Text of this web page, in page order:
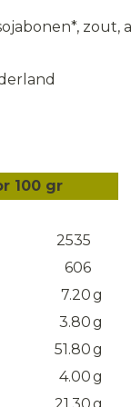
zout,
100 gr
2535
606
7.20g
3.80g
51.80g
4.00g